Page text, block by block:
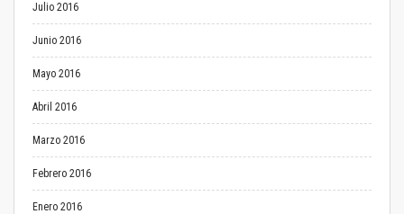
Julio 2016
Junio 2016
Mayo 2016
Abril 2016
Marzo 2016
Febrero 2016
Enero 2016